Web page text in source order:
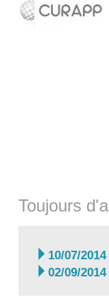
Toujours
 10/07/2014
 02/09/2014